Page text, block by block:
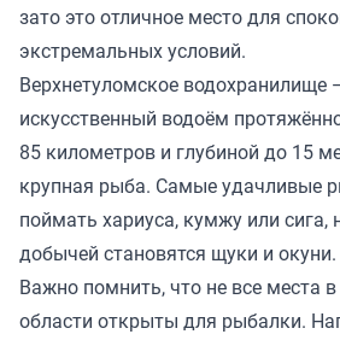
зато это отличное место для
экстремальных условий.
Верхнетуломское водохранилище
искусственный водоём
85 километров и глубиной до 15
крупная рыба. Самые удачливые
поймать хариуса, кумжу или сига,
добычей становятся щуки и окуни.
Важно помнить, что не все места
области открыты для рыбалки.